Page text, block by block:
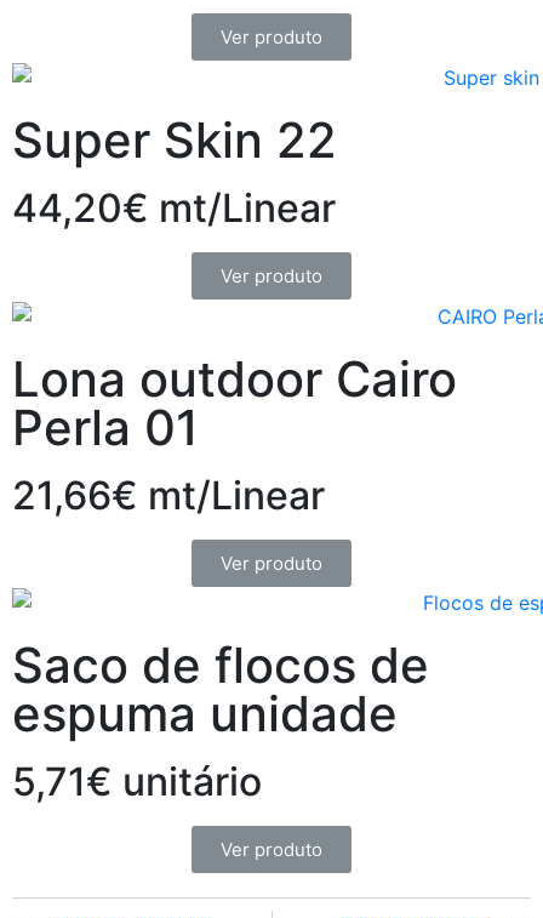
Ver produto
Super Skin 22
44,20€ mt/Linear
Ver produto
Lona outdoor Cairo
Perla 01
21,66€ mt/Linear
Ver produto
Saco de flocos de
espuma unidade
5,71€ unitário
Ver produto